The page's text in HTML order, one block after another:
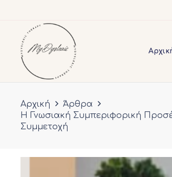
Αρχική
Άρθρα
Η Γνωσιακή Συμπεριφορική
Συμμετοχή